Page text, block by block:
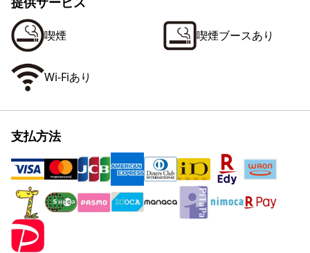
喫煙 喫煙ブースあり
Wi-Fiあり
支払方法